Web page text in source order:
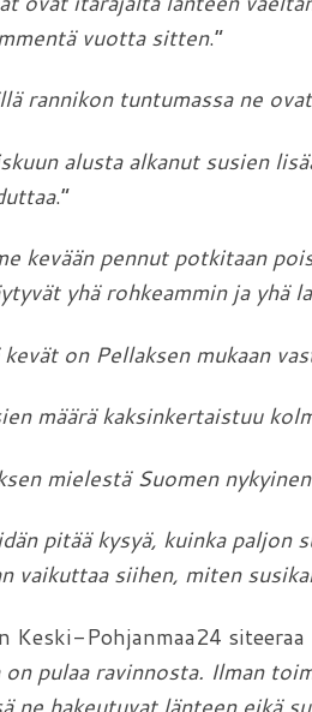
vuotta sitten.”
rannikon tuntumassa ne
alusta alkanut susien
.”
kevään pennut potkitaan
yhä rohkeammin ja yhä
kevät on Pellaksen mukaan
määrä kaksinkertaistuu
mielestä Suomen
pitää kysyä, kuinka paljon
vaikuttaa siihen, miten
Keski-Pohjanmaa24 siteeraa
pulaa ravinnosta. Ilman
ne hakeutuvat länteen eikä